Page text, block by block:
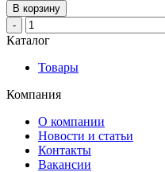
В корзину
-
Каталог
Товары
Компания
О компании
Новости и статьи
Контакты
Вакансии